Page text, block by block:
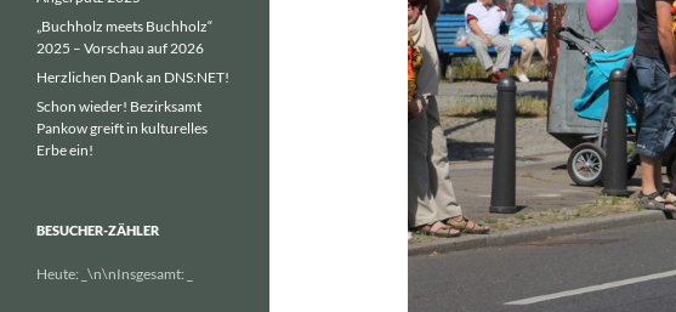
„Buchholz meets Buchholz“
2025 – Vorschau auf 2026
Herzlichen Dank an DNS:NET!
Schon wieder! Bezirksamt
Pankow greift in kulturelles
Erbe ein!
BESUCHER-ZÄHLER
Heute: \n\nInsgesamt: